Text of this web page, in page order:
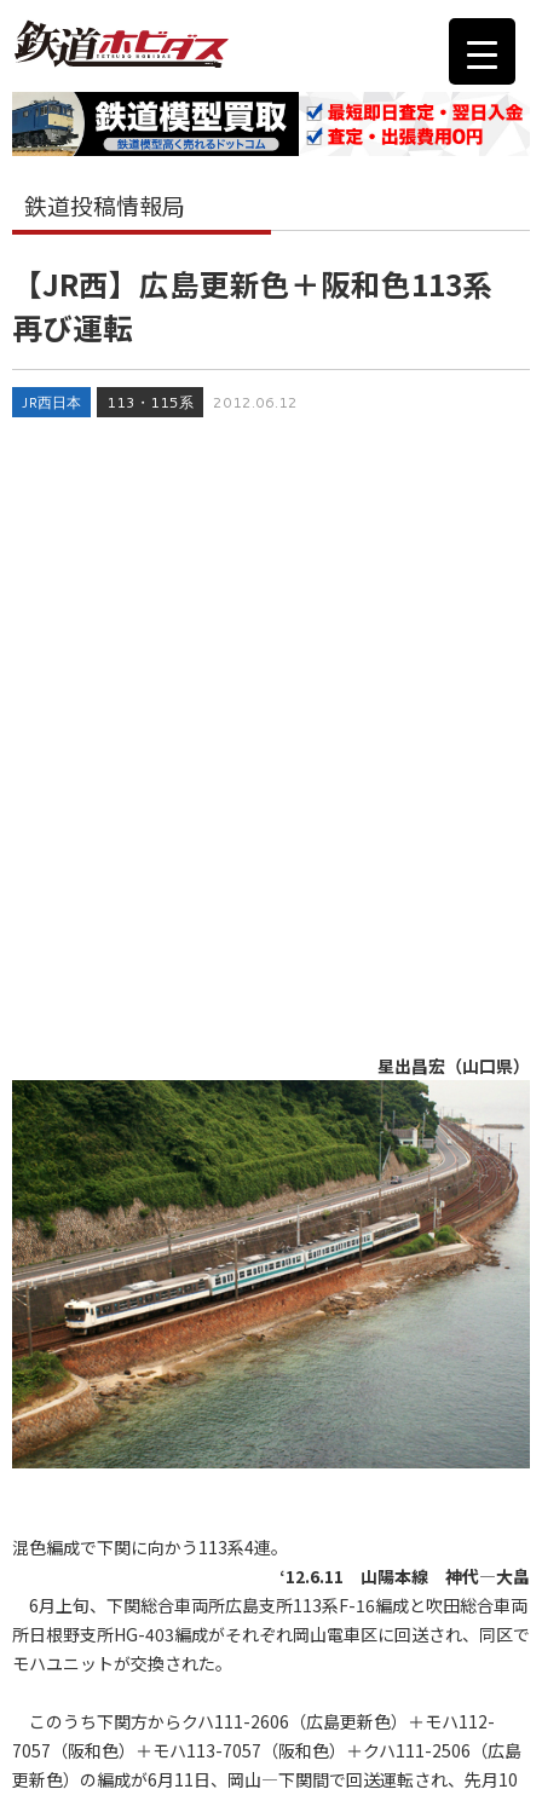
鉄道投稿情報局
【JR西】広島更新色＋阪和色113系
再び運転
JR西日本 113・115系 2012.06.12
星出昌宏（山口県）
混色編成で下関に向かう113系4連。
‘12.6.11 山陽本線 神代―大畠
6月上旬、下関総合車両所広島支所113系F-16編成と吹田総合車両
所日根野支所HG-403編成がそれぞれ岡山電車区に回送され、同区で
モハユニットが交換された。
このうち下関方からクハ111-2606（広島更新色）＋モハ112-
7057（阪和色）＋モハ113-7057（阪和色）＋クハ111-2506（広島
更新色）の編成が6月11日、岡山―下関間で回送運転され、先月10